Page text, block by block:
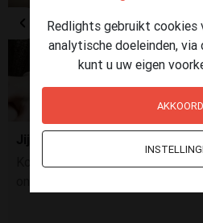
Redlights gebruikt cookies
analytische doeleinden,
kunt u uw eigen
AKKOORD
Kom jij me stoute opdrachtjes